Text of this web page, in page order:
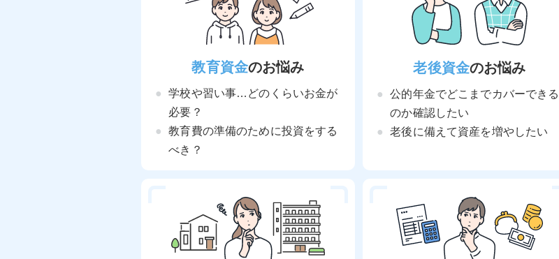
教育資金のお悩み
学校や習い事…どのくらいお金が
必要？
教育費の準備のために投資をする
べき？
老後資金のお悩み
公的年金でどこまでカバーできる
のか確認したい
老後に備えて資産を増やしたい